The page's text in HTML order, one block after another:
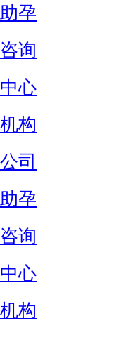
孕
询
心
构
司
孕
询
心
构